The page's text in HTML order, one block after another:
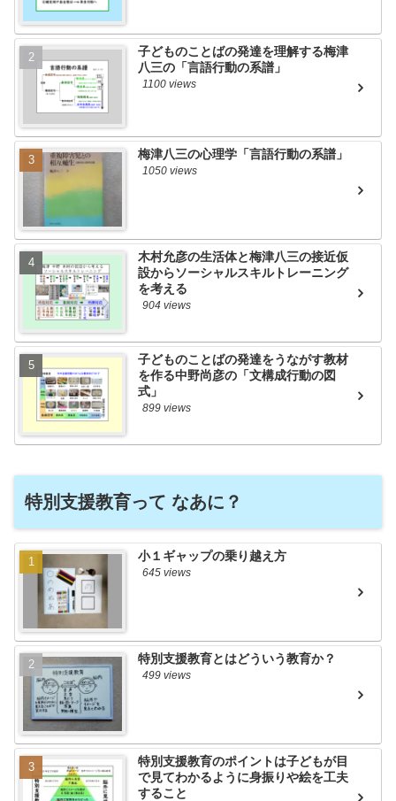
子どものことばの発達を理解する梅津
八三の「言語行動の系譜」
1100 views
梅津八三の心理学「言語行動の系譜」
1050 views
木村允彦の生活体と梅津八三の接近仮
設からソーシャルスキルトレーニング
を考える
904 views
子どものことばの発達をうながす教材
を作る中野尚彦の「文構成行動の図
式」
899 views
特別支援教育って なあに？
小１ギャップの乗り越え方
645 views
特別支援教育とはどういう教育か？
499 views
特別支援教育のポイントは子どもが目
で見てわかるように身振りや絵を工夫
すること